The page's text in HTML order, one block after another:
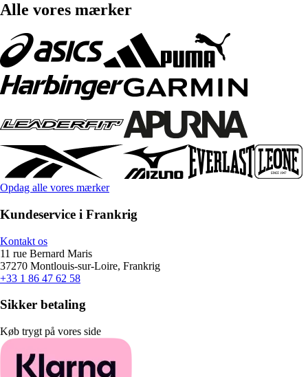
Alle vores mærker
Opdag alle vores mærker
Kundeservice i Frankrig
Kontakt os
11 rue Bernard Maris
37270 Montlouis-sur-Loire, Frankrig
+33 1 86 47 62 58
Sikker betaling
Køb trygt på vores side